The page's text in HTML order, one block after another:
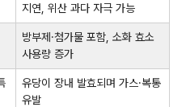
지연, 위산 과다 자극 가능
방부제·첨가물 포함, 소화 효소
사용량 증가
유당이 장내 발효되며 가스·복통
유발